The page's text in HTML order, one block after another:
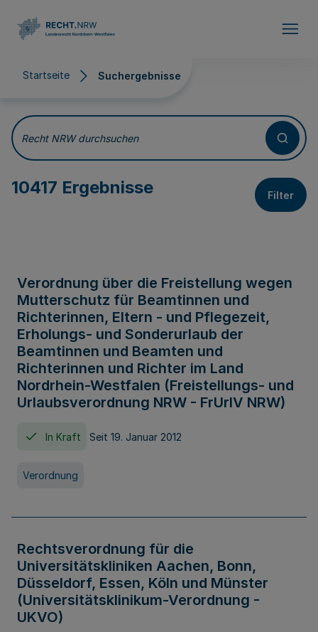
Startseite Suchergebnisse
Suchergebnisse
Recht NRW durchsuchen
10417 Ergebnisse Filter
Verordnung über die Freistellung wegen
Mutterschutz für Beamtinnen und
Richterinnen, Eltern - und Pflegezeit,
Erholungs- und Sonderurlaub der
Beamtinnen und Beamten und
Richterinnen und Richter im Land
Nordrhein-Westfalen (Freistellungs- und
Urlaubsverordnung NRW - FrUrlV NRW)
In Kraft Seit 19. Januar 2012
Verordnung
Rechtsverordnung für die
Universitätskliniken Aachen, Bonn,
Düsseldorf, Essen, Köln und Münster
(Universitätsklinikum-Verordnung -
UKVO)